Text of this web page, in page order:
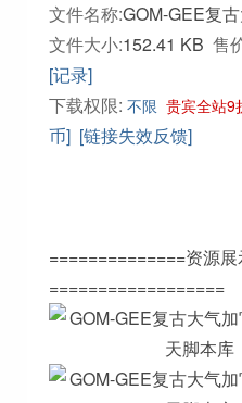
文件名称:GOM-GEE复
文件大小:152.41 KB 售
[记录]
下载权限: 不限 贵宾全站9
币] [链接失效反馈]
==============资源
==================